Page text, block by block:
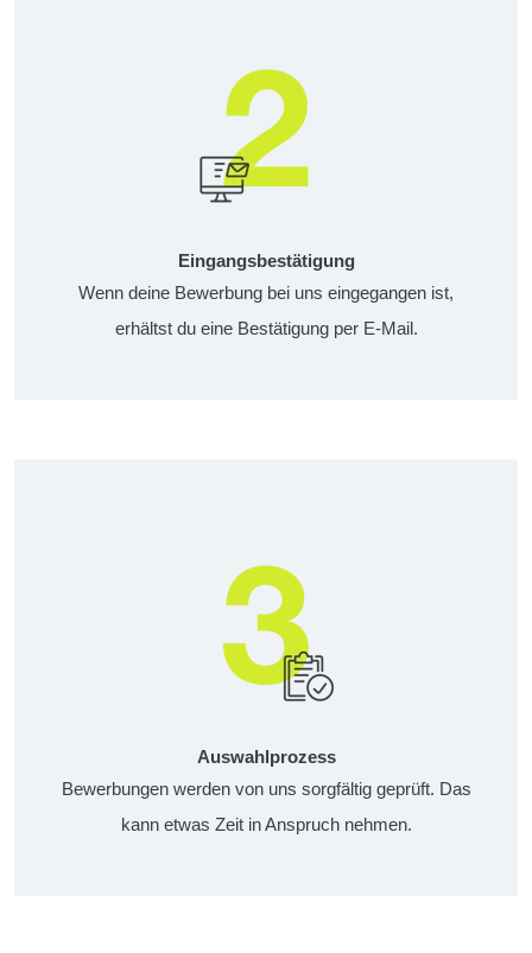
Eingangsbestätigung
Wenn deine Bewerbung bei uns eingegangen ist,
erhältst du eine Bestätigung per E-Mail.
Auswahlprozess
Bewerbungen werden von uns sorgfältig geprüft. Das
kann etwas Zeit in Anspruch nehmen.